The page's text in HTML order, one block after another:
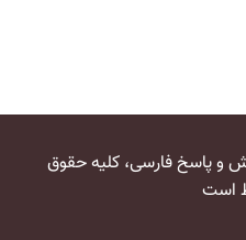
پرسش و پاسخ فارسی، کلیه حقوق
است